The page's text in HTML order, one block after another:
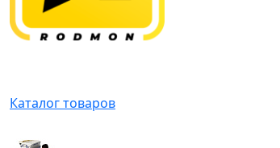
Каталог товаров